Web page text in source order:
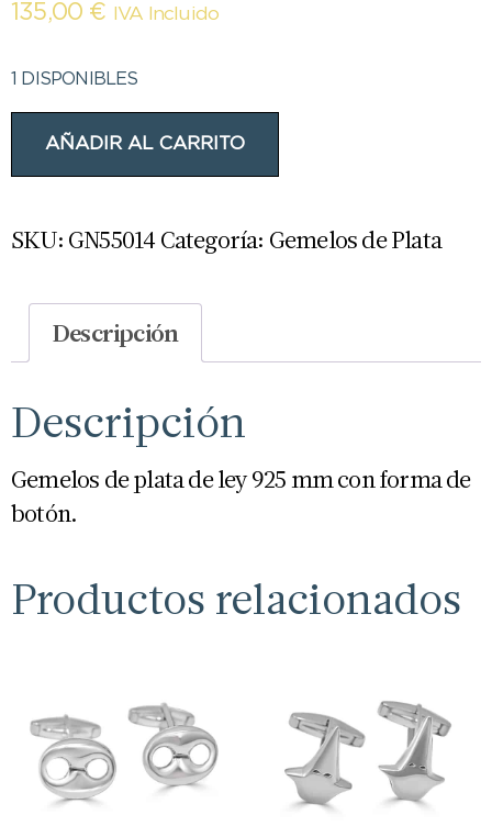
135,00 € IVA Incluido
1 DISPONIBLES
AÑADIR AL CARRITO
SKU: GN55014 Categoría: Gemelos de Plata
Descripción
Descripción
Gemelos de plata de ley 925 mm con forma de
botón.
Productos relacionados